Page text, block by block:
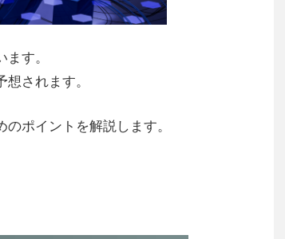
す。
されます。
ポイントを解説します。